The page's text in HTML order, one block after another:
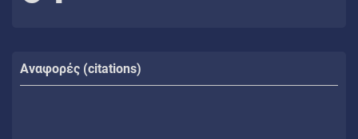
Αναφορές (citations)